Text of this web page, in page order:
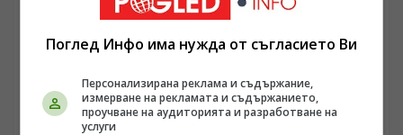
пренасочва ресурси поради сблъсъците в Близкия
изток, украинската инфраструктура остава уязвима за
балистични удари. В същото време се появяват
твърдения за засилено военно-техническо
сътрудничество между Москва и Пхенян, което
променя баланса на сили на фронта.
Поглед Инфо има нужда от съгласието Ви
Персонализирана реклама и съдържание,
измерване на рекламата и съдържанието,
проучване на аудиторията и разработване на
услуги